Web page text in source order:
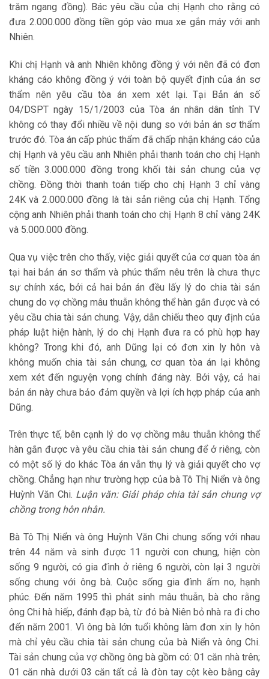
trăm ngang đồng). Bác yêu cầu của chị Hạnh cho rằng có
đưa 2.000.000 đồng tiền góp vào mua xe gắn máy với anh
Nhiên.
Khi chị Hạnh và anh Nhiên không đồng ý với nên đã có đơn
kháng cáo không đồng ý với toàn bộ quyết định của án sơ
thẩm nên yêu cầu tòa án xem xét lại. Tại Bản án số
04/DSPT ngày 15/1/2003 của Tòa án nhân dân tỉnh TV
không có thay đổi nhiều về nội dung so với bản án sơ thẩm
trước đó. Tòa án cấp phúc thẩm đã chấp nhận kháng cáo của
chị Hạnh và yêu cầu anh Nhiên phải thanh toán cho chị Hạnh
số tiền 3.000.000 đồng trong khối tài sản chung của vợ
chồng. Đồng thời thanh toán tiếp cho chị Hạnh 3 chỉ vàng
24K và 2.000.000 đồng là tài sản riêng của chị Hạnh. Tổng
cộng anh Nhiên phải thanh toán cho chị Hạnh 8 chỉ vàng 24K
và 5.000.000 đồng.
Qua vụ việc trên cho thấy, việc giải quyết của cơ quan tòa án
tại hai bản án sơ thẩm và phúc thẩm nêu trên là chưa thực
sự chính xác, bởi cả hai bản án đều lấy lý do chia tài sản
chung do vợ chồng mâu thuẫn không thể hàn gắn được và có
yêu cầu chia tài sản chung. Vậy, dẫn chiếu theo quy định của
pháp luật hiện hành, lý do chị Hạnh đưa ra có phù hợp hay
không? Trong khi đó, anh Dũng lại có đơn xin ly hôn và
không muốn chia tài sản chung, cơ quan tòa án lại không
xem xét đến nguyện vọng chính đáng này. Bởi vậy, cả hai
bản án này chưa bảo đảm quyền và lợi ích hợp pháp của anh
Dũng.
Trên thực tế, bên cạnh lý do vợ chồng mâu thuẫn không thể
hàn gắn được và yêu cầu chia tài sản chung để ở riêng, còn
có một số lý do khác Tòa án vẫn thụ lý và giải quyết cho vợ
chồng. Chẳng hạn như trường hợp của bà Tô Thị Niển và ông
Huỳnh Văn Chi. Luận văn: Giải pháp chia tài sản chung vợ
chồng trong hôn nhân.
Bà Tô Thị Niển và ông Huỳnh Văn Chi chung sống với nhau
trên 44 năm và sinh được 11 người con chung, hiện còn
sống 9 người, có gia đình ở riêng 6 người, còn lại 3 người
sống chung với ông bà. Cuộc sống gia đình ấm no, hạnh
phúc. Đến năm 1995 thì phát sinh mâu thuẫn, bà cho rằng
ông Chi hà hiếp, đánh đạp bà, từ đó bà Niên bỏ nhà ra đi cho
đến năm 2001. Vì ông bà lớn tuổi không làm đơn xin ly hôn
mà chỉ yêu cầu chia tài sản chung của bà Niển và ông Chi.
Tài sản chung của vợ chồng ông bà gồm có: 01 căn nhà trên;
01 căn nhà dưới 03 căn tất cả là đòn tay cột kèo bằng cây